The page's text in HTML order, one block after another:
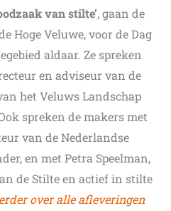
van stilte’, gaan de
Hoge Veluwe, voor de Dag
aldaar. Ze spreken
en adviseur van de
het Veluws Landschap
spreken de makers met
van de Nederlandse
en met Petra Speelman,
de Stilte en actief in stilte
over alle afleveringen